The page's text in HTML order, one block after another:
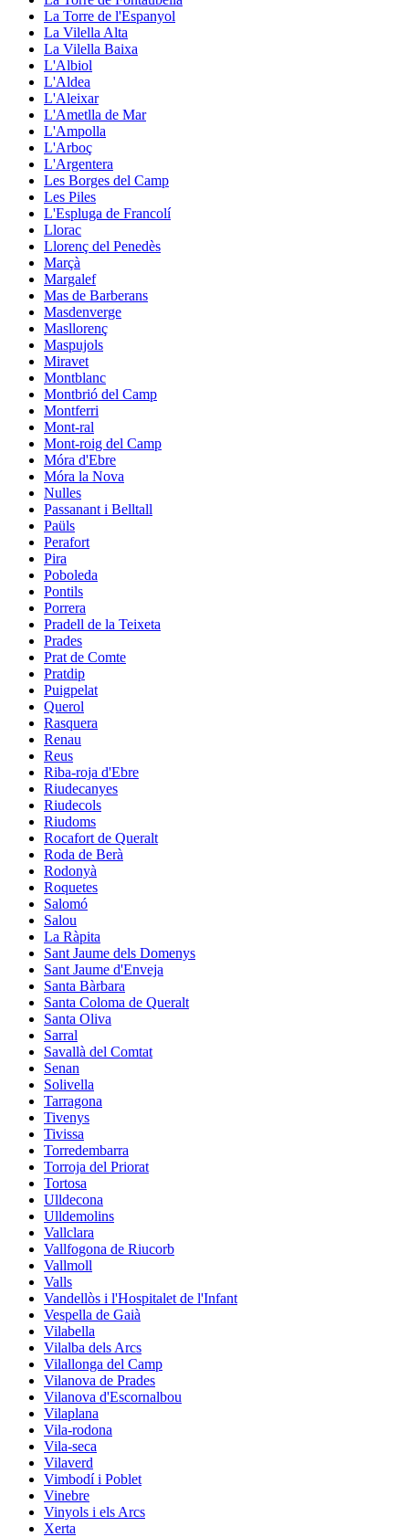
La Torre de l'Espanyol
La Vilella Alta
La Vilella Baixa
L'Albiol
L'Aldea
L'Aleixar
L'Ametlla de Mar
L'Ampolla
L'Arboç
L'Argentera
Les Borges del Camp
Les Piles
L'Espluga de Francolí
Llorac
Llorenç del Penedès
Marçà
Margalef
Mas de Barberans
Masdenverge
Masllorenç
Maspujols
Miravet
Montblanc
Montbrió del Camp
Montferri
Mont-ral
Mont-roig del Camp
Móra d'Ebre
Móra la Nova
Nulles
Passanant i Belltall
Paüls
Perafort
Pira
Poboleda
Pontils
Porrera
Pradell de la Teixeta
Prades
Prat de Comte
Pratdip
Puigpelat
Querol
Rasquera
Renau
Reus
Riba-roja d'Ebre
Riudecanyes
Riudecols
Riudoms
Rocafort de Queralt
Roda de Berà
Rodonyà
Roquetes
Salomó
Salou
La Ràpita
Sant Jaume dels Domenys
Sant Jaume d'Enveja
Santa Bàrbara
Santa Coloma de Queralt
Santa Oliva
Sarral
Savallà del Comtat
Senan
Solivella
Tarragona
Tivenys
Tivissa
Torredembarra
Torroja del Priorat
Tortosa
Ulldecona
Ulldemolins
Vallclara
Vallfogona de Riucorb
Vallmoll
Valls
Vandellòs i l'Hospitalet de l'Infant
Vespella de Gaià
Vilabella
Vilalba dels Arcs
Vilallonga del Camp
Vilanova de Prades
Vilanova d'Escornalbou
Vilaplana
Vila-rodona
Vila-seca
Vilaverd
Vimbodí i Poblet
Vinebre
Vinyols i els Arcs
Xerta